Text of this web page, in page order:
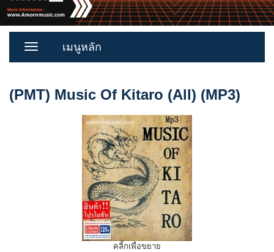
Toggle
เมนูหลัก
(PMT) Music Of Kitaro (All) (MP3)
คลิ้กเพื่อขยาย